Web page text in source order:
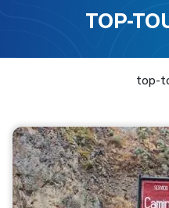
TOP-
top-